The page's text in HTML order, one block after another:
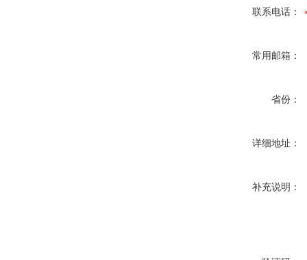
联系电话：
常用邮箱：
省份：
详细地址：
补充说明：